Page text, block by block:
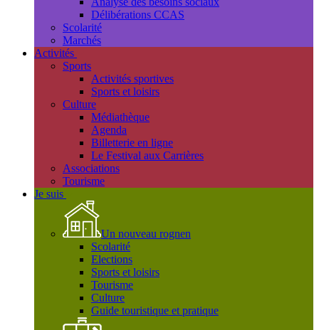
Délibérations CCAS
Scolarité
Marchés
Activités
Sports
Activités sportives
Sports et loisirs
Culture
Médiathèque
Agenda
Billetterie en ligne
Le Festival aux Carrières
Associations
Tourisme
Je suis
Un nouveau rognen
Scolarité
Elections
Sports et loisirs
Tourisme
Culture
Guide touristique et pratique